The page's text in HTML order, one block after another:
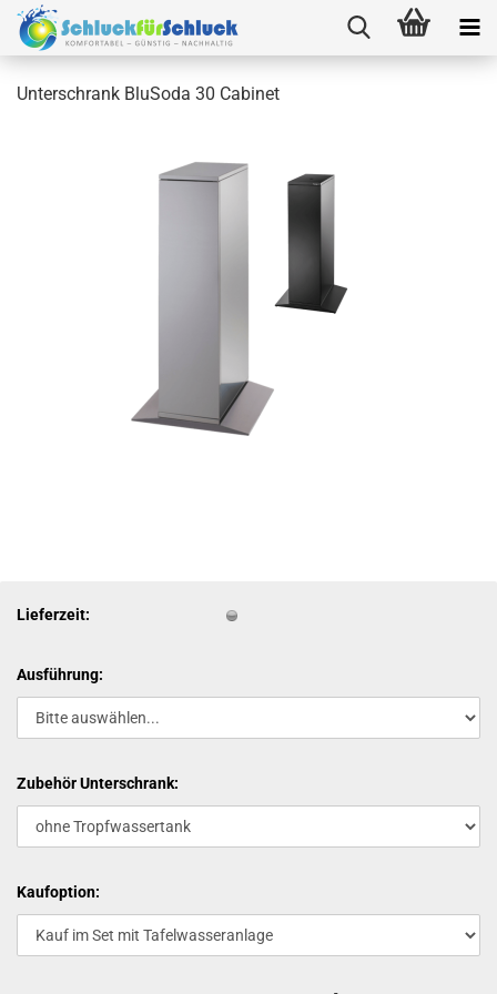
Unterschrank BluSoda 30 Cabinet
Lieferzeit:
Ausführung:
Zubehör Unterschrank:
Kaufoption: